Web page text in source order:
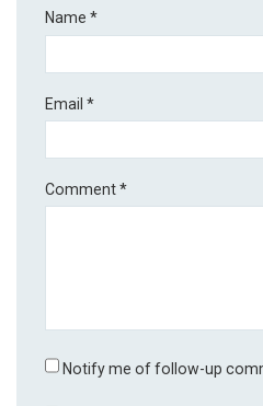
Name*
Email*
Comment*
Notify me of follow-up